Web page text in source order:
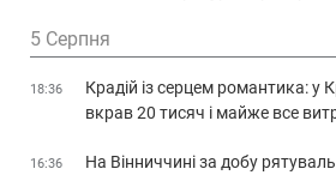
5 Серпня
18:36
Крадій із серцем романтика: у
вкрав 20 тисяч і майже все
16:36
На Вінниччині за добу